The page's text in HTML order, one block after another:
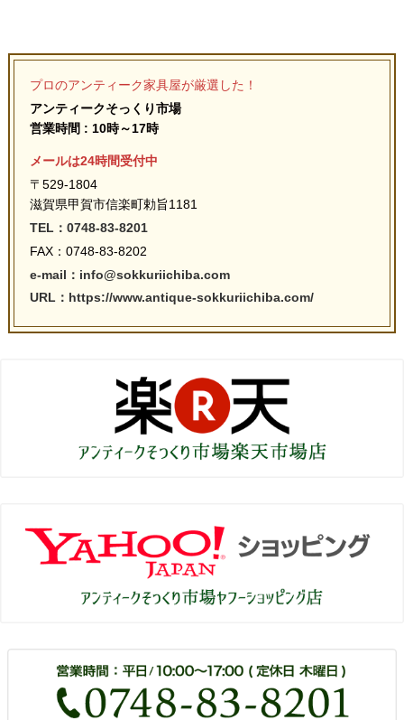
プロのアンティーク家具屋が厳選した！
アンティークそっくり市場
営業時間 : 10時～17時
メールは24時間受付中
〒529-1804
滋賀県甲賀市信楽町勅旨1181
TEL：0748-83-8201
FAX：0748-83-8202
e-mail：info@sokkuriichiba.com
URL：https://www.antique-sokkuriichiba.com/